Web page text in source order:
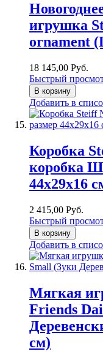
игрушка
ornament
18 145,00 Руб.
Быстрый
В корзину
Добавить в
Коробка
коробка
44х29х16
2 415,00 Руб.
Быстрый
В корзину
Добавить в
Мягкая
Friends
см)